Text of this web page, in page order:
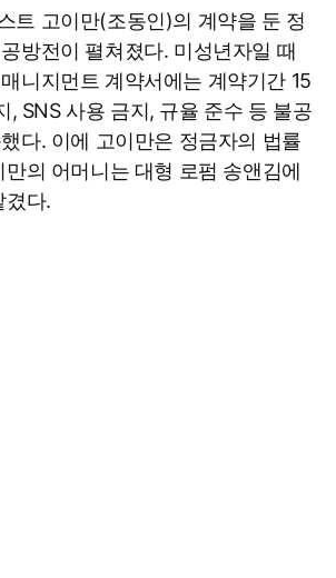
트 고이만(조동인)의 계약을 둔 정
방전이 펼쳐졌다. 미성년자일 때
니지먼트 계약서에는 계약기간 15
, SNS 사용 금지, 규율 준수 등 불공
다. 이에 고이만은 정금자의 법률
의 어머니는 대형 로펌 송앤김에
겼다.